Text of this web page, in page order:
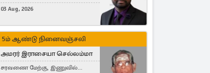
03 Aug, 2026
5ம் ஆண்டு நினைவஞ்சலி
அமரர் இராசையா செல்லம்மா
சரவணை மேற்கு, இணுவில்